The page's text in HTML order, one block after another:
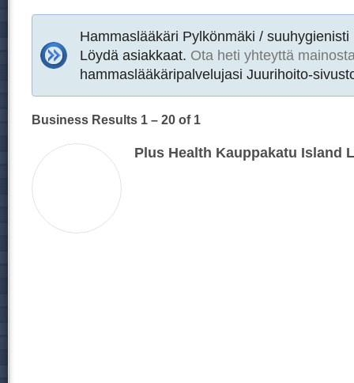
Hammaslääkäri Pylkönmäki /
Löydä asiakkaat. Ota heti yhteyttä
hammaslääkäripalvelujasi Juurihoito-
Business Results 1 – 20 of 1
Plus Health Kauppakatu Island